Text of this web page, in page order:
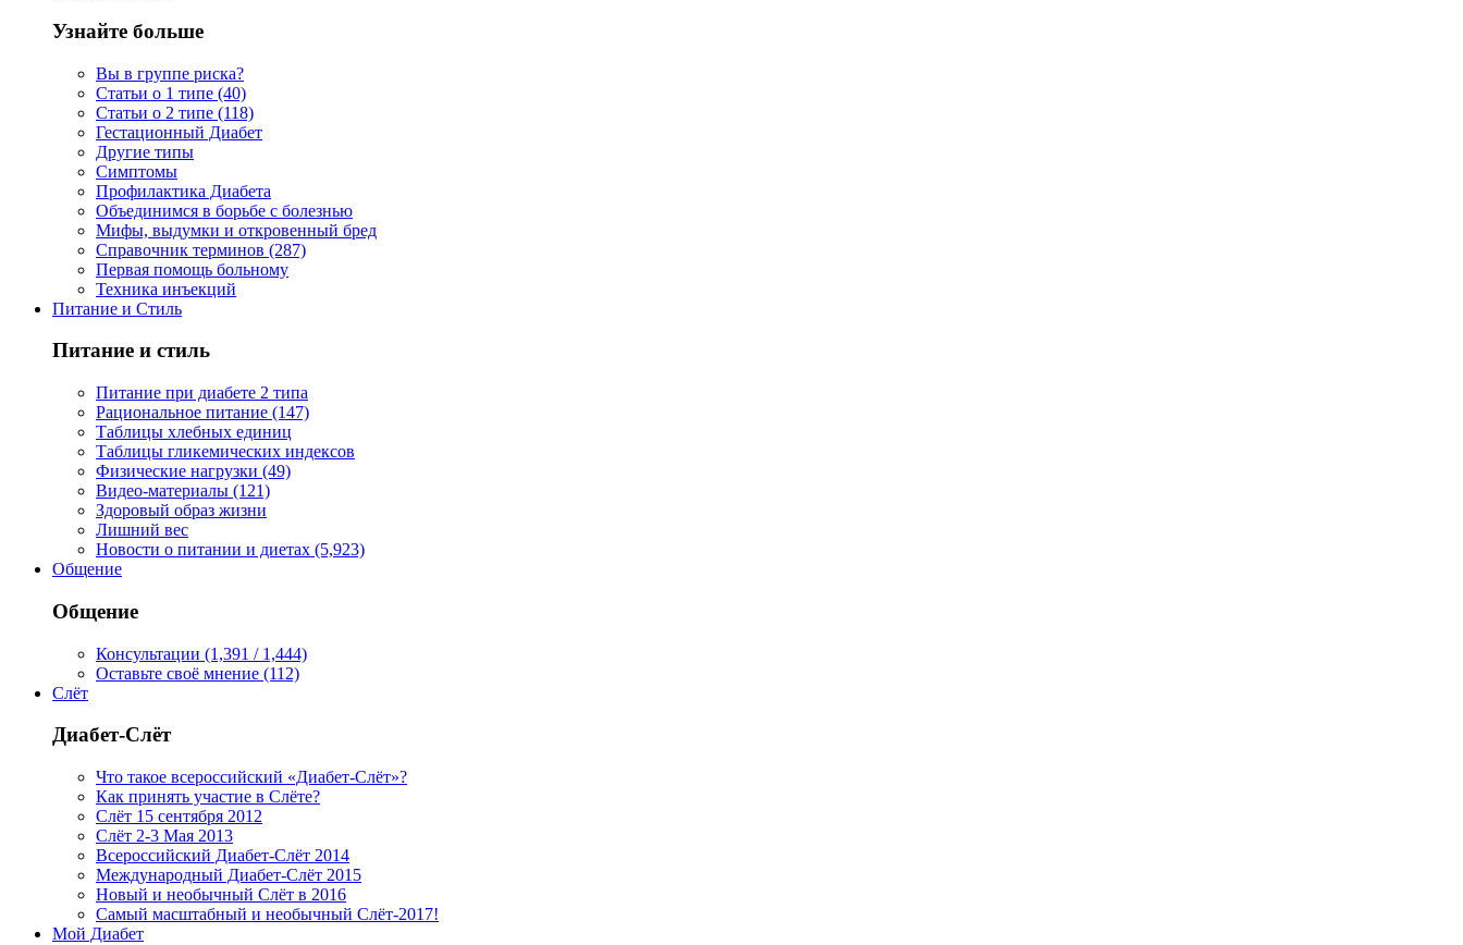
Узнайте больше
Вы в группе риска?
Статьи о 1 типе (40)
Статьи о 2 типе (118)
Гестационный Диабет
Другие типы
Симптомы
Профилактика Диабета
Объединимся в борьбе с болезнью
Мифы, выдумки и откровенный бред
Справочник терминов (287)
Первая помощь больному
Техника инъекций
Питание и Стиль
Питание и стиль
Питание при диабете 2 типа
Рациональное питание (147)
Таблицы хлебных единиц
Таблицы гликемических индексов
Физические нагрузки (49)
Видео-материалы (121)
Здоровый образ жизни
Лишний вес
Новости о питании и диетах (5,923)
Общение
Общение
Консультации (1,391 / 1,444)
Оставьте своё мнение (112)
Слёт
Диабет-Слёт
Что такое всероссийский «Диабет-Слёт»?
Как принять участие в Слёте?
Слёт 15 сентября 2012
Слёт 2-3 Мая 2013
Всероссийский Диабет-Слёт 2014
Международный Диабет-Слёт 2015
Новый и необычный Слёт в 2016
Самый масштабный и необычный Слёт-2017!
Мой Диабет